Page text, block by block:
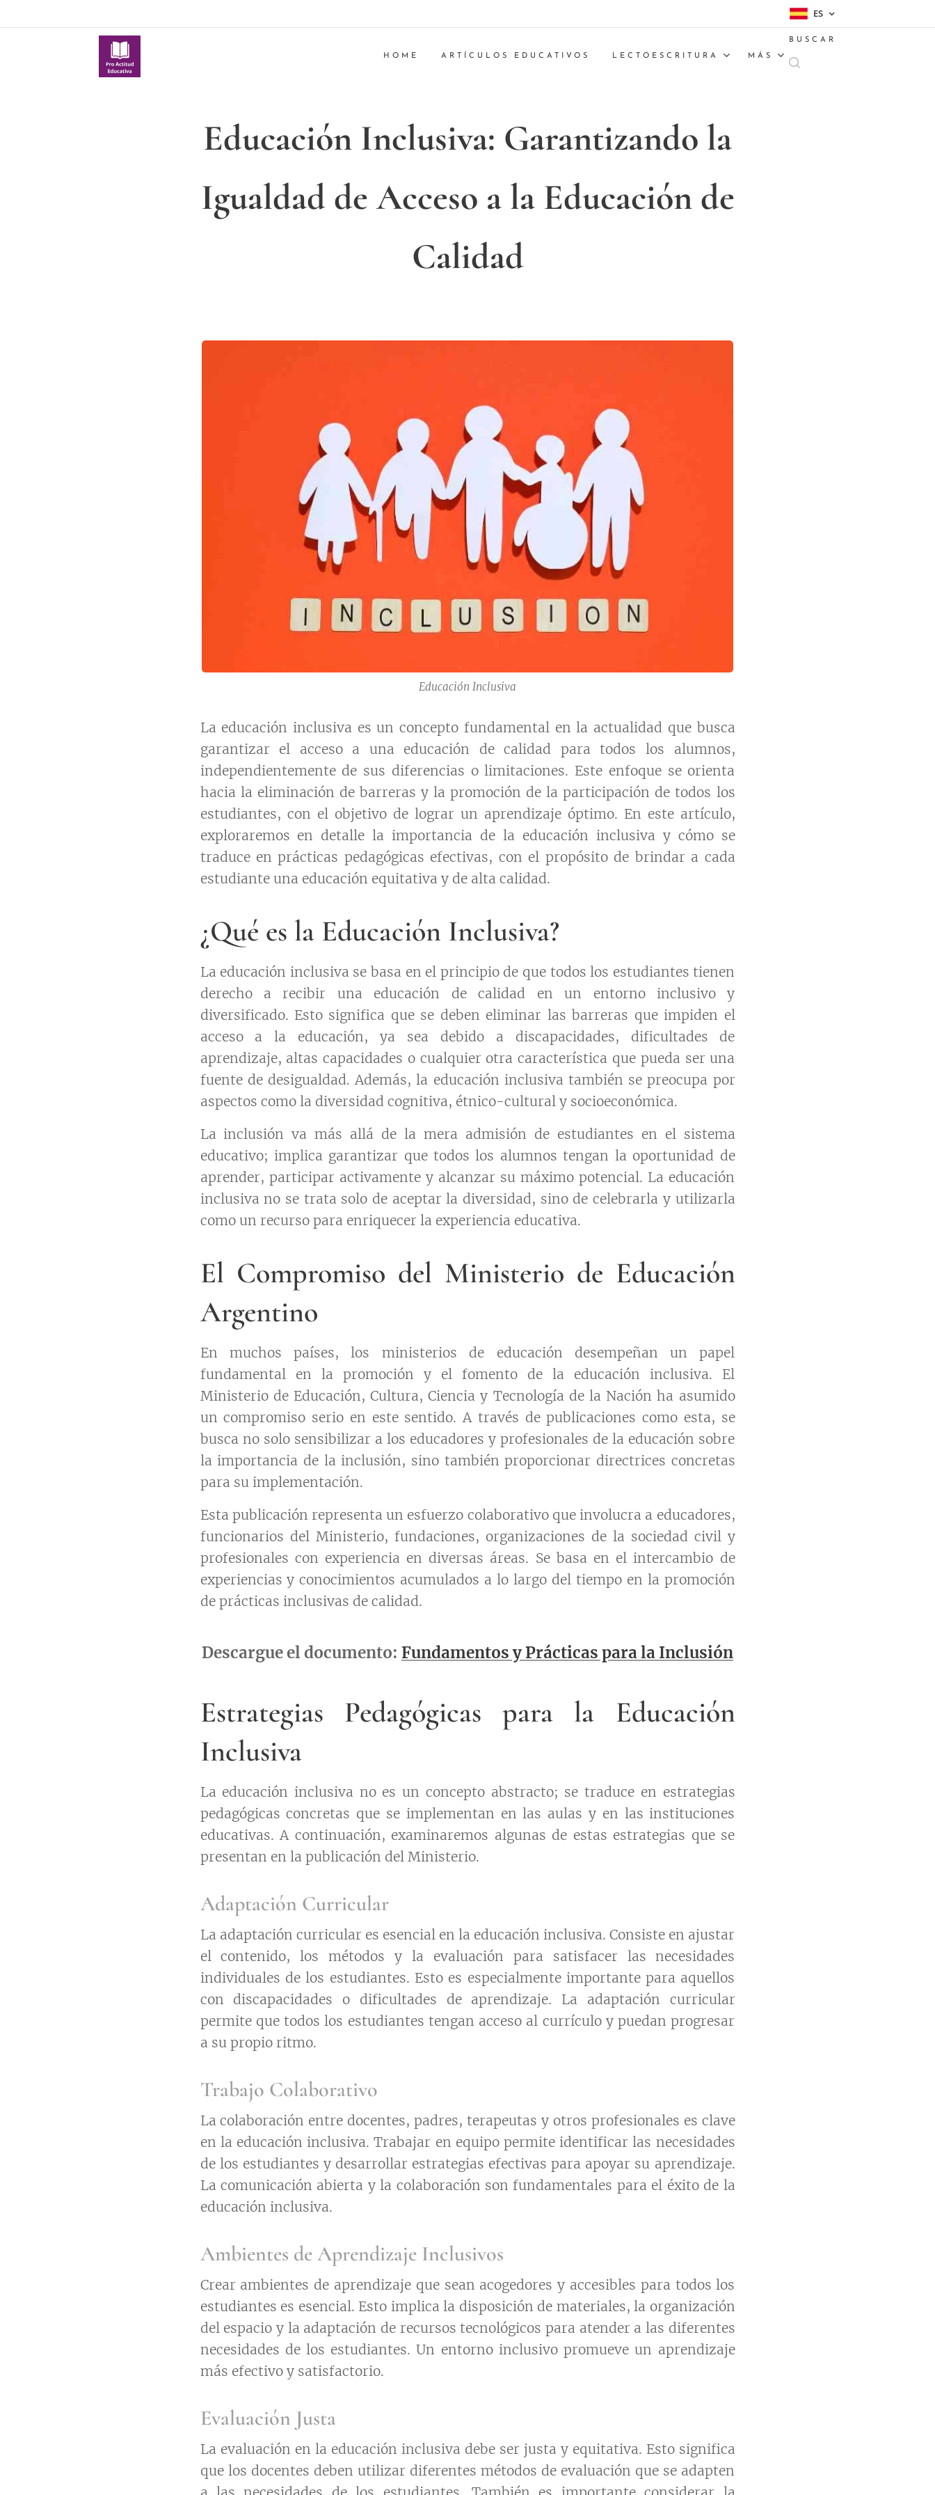
ES
HOME ARTÍCULOS EDUCATIVOS LECTOESCRITURA MÁS
BUSCAR
Educación Inclusiva: Garantizando la
Igualdad de Acceso a la Educación de
Calidad
Educación Inclusiva
La educación inclusiva es un concepto fundamental en la actualidad que busca
garantizar el acceso a una educación de calidad para todos los alumnos,
independientemente de sus diferencias o limitaciones. Este enfoque se orienta
hacia la eliminación de barreras y la promoción de la participación de todos los
estudiantes, con el objetivo de lograr un aprendizaje óptimo. En este artículo,
exploraremos en detalle la importancia de la educación inclusiva y cómo se
traduce en prácticas pedagógicas efectivas, con el propósito de brindar a cada
estudiante una educación equitativa y de alta calidad.
¿Qué es la Educación Inclusiva?
La educación inclusiva se basa en el principio de que todos los estudiantes tienen
derecho a recibir una educación de calidad en un entorno inclusivo y
diversificado. Esto significa que se deben eliminar las barreras que impiden el
acceso a la educación, ya sea debido a discapacidades, dificultades de
aprendizaje, altas capacidades o cualquier otra característica que pueda ser una
fuente de desigualdad. Además, la educación inclusiva también se preocupa por
aspectos como la diversidad cognitiva, étnico-cultural y socioeconómica.
La inclusión va más allá de la mera admisión de estudiantes en el sistema
educativo; implica garantizar que todos los alumnos tengan la oportunidad de
aprender, participar activamente y alcanzar su máximo potencial. La educación
inclusiva no se trata solo de aceptar la diversidad, sino de celebrarla y utilizarla
como un recurso para enriquecer la experiencia educativa.
El Compromiso del Ministerio de Educación
Argentino
En muchos países, los ministerios de educación desempeñan un papel
fundamental en la promoción y el fomento de la educación inclusiva. El
Ministerio de Educación, Cultura, Ciencia y Tecnología de la Nación ha asumido
un compromiso serio en este sentido. A través de publicaciones como esta, se
busca no solo sensibilizar a los educadores y profesionales de la educación sobre
la importancia de la inclusión, sino también proporcionar directrices concretas
para su implementación.
Esta publicación representa un esfuerzo colaborativo que involucra a educadores,
funcionarios del Ministerio, fundaciones, organizaciones de la sociedad civil y
profesionales con experiencia en diversas áreas. Se basa en el intercambio de
experiencias y conocimientos acumulados a lo largo del tiempo en la promoción
de prácticas inclusivas de calidad.
Descargue el documento: Fundamentos y Prácticas para la Inclusión
Estrategias Pedagógicas para la Educación
Inclusiva
La educación inclusiva no es un concepto abstracto; se traduce en estrategias
pedagógicas concretas que se implementan en las aulas y en las instituciones
educativas. A continuación, examinaremos algunas de estas estrategias que se
presentan en la publicación del Ministerio.
Adaptación Curricular
La adaptación curricular es esencial en la educación inclusiva. Consiste en ajustar
el contenido, los métodos y la evaluación para satisfacer las necesidades
individuales de los estudiantes. Esto es especialmente importante para aquellos
con discapacidades o dificultades de aprendizaje. La adaptación curricular
permite que todos los estudiantes tengan acceso al currículo y puedan progresar
a su propio ritmo.
Trabajo Colaborativo
La colaboración entre docentes, padres, terapeutas y otros profesionales es clave
en la educación inclusiva. Trabajar en equipo permite identificar las necesidades
de los estudiantes y desarrollar estrategias efectivas para apoyar su aprendizaje.
La comunicación abierta y la colaboración son fundamentales para el éxito de la
educación inclusiva.
Ambientes de Aprendizaje Inclusivos
Crear ambientes de aprendizaje que sean acogedores y accesibles para todos los
estudiantes es esencial. Esto implica la disposición de materiales, la organización
del espacio y la adaptación de recursos tecnológicos para atender a las diferentes
necesidades de los estudiantes. Un entorno inclusivo promueve un aprendizaje
más efectivo y satisfactorio.
Evaluación Justa
La evaluación en la educación inclusiva debe ser justa y equitativa. Esto significa
que los docentes deben utilizar diferentes métodos de evaluación que se adapten